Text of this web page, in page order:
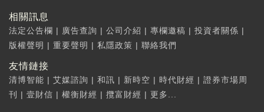
相關訊息
法定公告欄 | 廣告查詢 | 公司介紹 | 專欄邀稿 | 投資者關係 |
版權聲明 | 重要聲明 | 私隱政策 | 聯絡我們
友情鏈接
清博智能 | 艾媒諮詢 | 和訊 | 新時空 | 時代財經 | 證券市場周
刊
| 壹財信 | 權衡財經 | 攬富財經 | 更多...